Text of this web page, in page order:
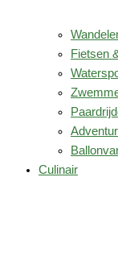
Fietsen
Culinair